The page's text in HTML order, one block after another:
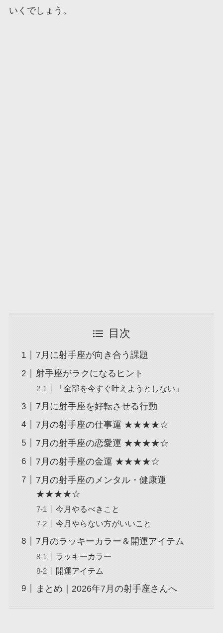
いくでしょう。
目次
7月に射手座が向き合う課題
射手座がラクになるヒント
「全部を今すぐ叶えようとしない」
7月に射手座を好転させる行動
7月の射手座の仕事運 ★★★★☆
7月の射手座の恋愛運 ★★★★☆
7月の射手座の金運 ★★★★☆
7月の射手座のメンタル・健康運
★★★★☆
今月やるべきこと
今月やらない方がいいこと
7月のラッキーカラー＆開運アイテム
ラッキーカラー
開運アイテム
まとめ｜2026年7月の射手座さんへ